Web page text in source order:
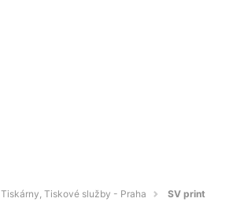
Tiskárny, Tiskové služby - Praha SV print